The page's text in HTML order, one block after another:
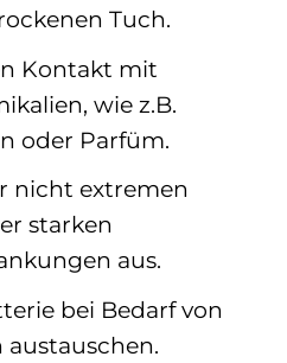
Tuch.
Kontakt mit
wie z.B.
oder Parfüm.
nicht extremen
starken
aus.
bei Bedarf von